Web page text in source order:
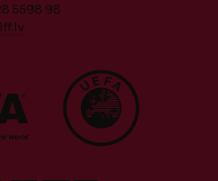
5598 98